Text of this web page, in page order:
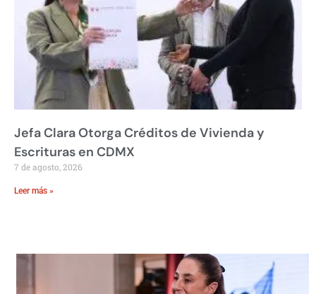
Jefa Clara Otorga Créditos de Vivienda y
Escrituras en CDMX
7 de agosto, 2026
Leer más »